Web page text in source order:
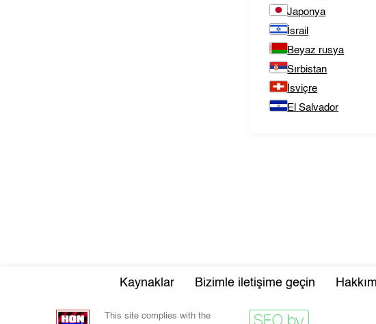
Japonya
İsrail
Beyaz rusya
Sırbistan
İsviçre
El Salvador
Kaynaklar Bizimle iletişime geçin
This site complies with the